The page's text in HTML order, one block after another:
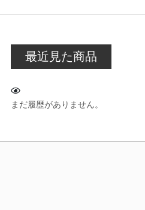
最近見た商品
まだ履歴がありません。